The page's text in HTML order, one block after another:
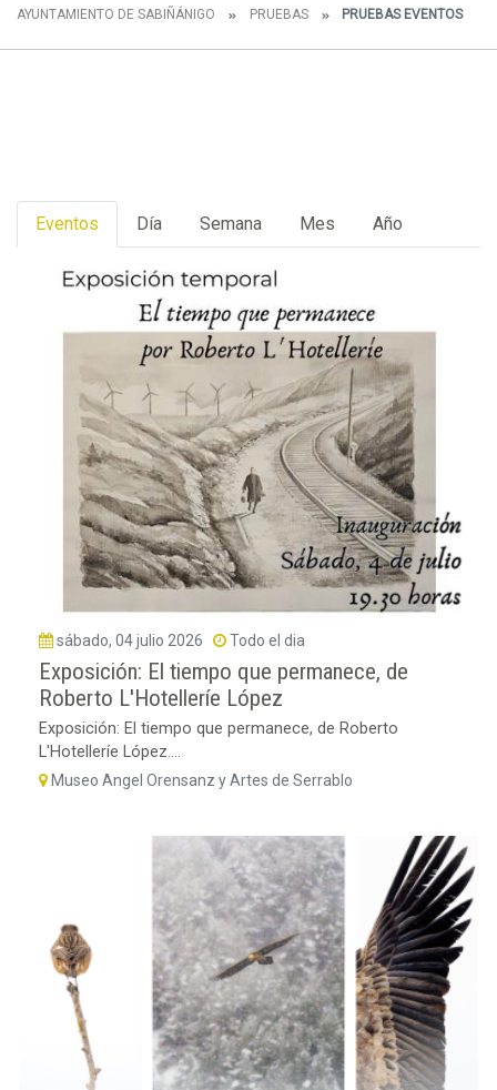
AYUNTAMIENTO DE SABIÑÁNIGO PRUEBAS PRUEBAS EVENTOS
Eventos Día Semana Mes Año
sábado, 04 julio 2026 Todo el dia
Exposición: El tiempo que permanece, de
Roberto L'Hotelleríe López
Exposición: El tiempo que permanece, de Roberto
L'Hotelleríe López....
Museo Angel Orensanz y Artes de Serrablo